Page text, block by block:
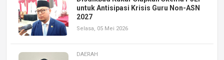
untuk Antisipasi Krisis Guru Non-ASN
2027
Selasa, 05 Mei 2026
DAERAH